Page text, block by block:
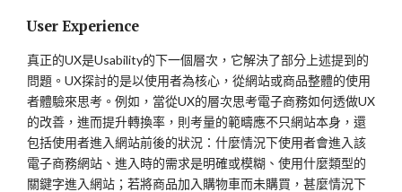
User Experience
真正的UX是Usability的下一個層次，它解決了部分上述提到的
問題。UX探討的是以使用者為核心，從網站或商品整體的使用
者體驗來思考。例如，當從UX的層次思考電子商務如何透做UX
的改善，進而提升轉換率，則考量的範疇應不只網站本身，還
包括使用者進入網站前後的狀況：什麼情況下使用者會進入該
電子商務網站、進入時的需求是明確或模糊、使用什麼類型的
關鍵字進入網站；若將商品加入購物車而未購買，甚麼情況下